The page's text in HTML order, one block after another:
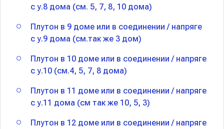
с у.8 дома (см. 5, 7, 8, 10 дома)
Плутон в 9 доме или в соединении / напряге
с у.9 дома (см.так же 3 дом)
Плутон в 10 доме или в соединении / напряге
с у.10 (см.4, 5, 7, 8 дома)
Плутон в 11 доме или в соединении / напряге
с у.11 дома (см так же 10, 5, 3)
Плутон в 12 доме или в соединении / напряге